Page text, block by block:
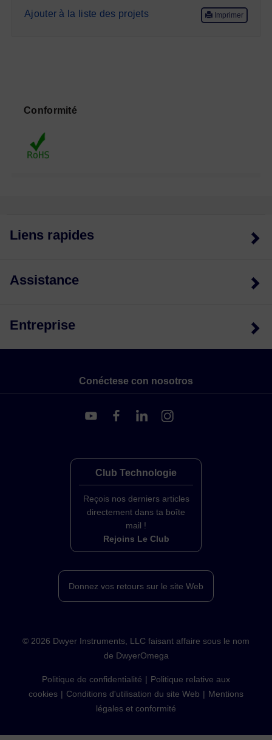
Ajouter à la liste des projets Imprimer
Conformité
Liens rapides
Assistance
Entreprise
Conéctese con nosotros
Club Technologie
Reçois nos derniers articles
directement dans ta boîte
mail !
Rejoins Le Club
Donnez vos retours sur le site Web
© 2026 Dwyer Instruments, LLC faisant affaire sous le nom
de DwyerOmega
Politique de confidentialité
Politique relative aux
cookies
Conditions d'utilisation du site Web
Mentions
légales et conformité